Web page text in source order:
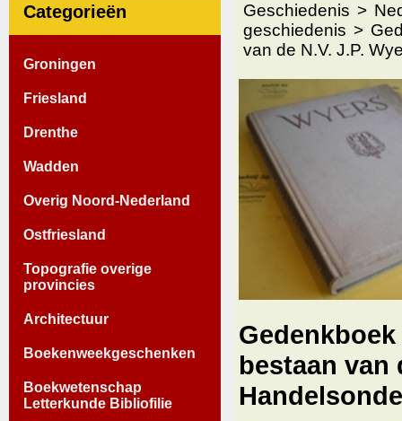
Categorieën
Groningen
Friesland
Drenthe
Wadden
Overig Noord-Nederland
Ostfriesland
Topografie overige
provincies
Architectuur
Boekenweekgeschenken
Boekwetenschap
Letterkunde Bibliofilie
Geschiedenis
geschiedenis
van de N.V. J.P.
bestaan van